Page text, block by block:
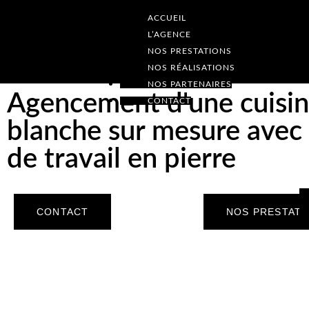
ACCUEIL
L’AGENCE
NOS PRESTATIONS
NOS RÉALISATIONS
NOS PARTENAIRES
CONTACT
Agencement d'une
blanche sur mesure avec
de travail en pierre
CONTACT NOS